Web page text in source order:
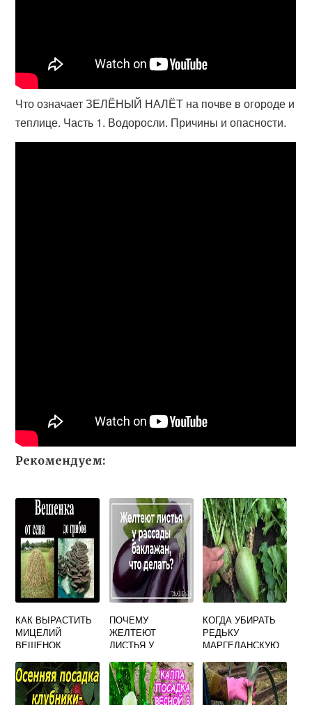
Что означает ЗЕЛЁНЫЙ НАЛЁТ на почве в огороде и
теплице. Часть 1. Водоросли. Причины и опасности.
Рекомендуем:
КАК ВЫРАСТИТЬ
МИЦЕЛИЙ
ВЕШЕНОК
ПОЧЕМУ
ЖЕЛТЕЮТ
ЛИСТЬЯ У
РАССАДА
КОГДА УБИРАТЬ
РЕДЬКУ
МАРГЕЛАНСКУЮ
ХРАНЕНИЕ